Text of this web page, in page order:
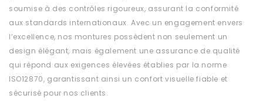
soumise à des contrôles rigoureux, assurant la conformité
aux standards internationaux. Avec un engagement envers
l’excellence, nos montures possèdent non seulement un
design élégant, mais également une assurance de qualité
qui répond aux exigences élevées établies par la norme
ISO12870, garantissant ainsi un confort visuelle fiable et
sécurisé pour nos clients.